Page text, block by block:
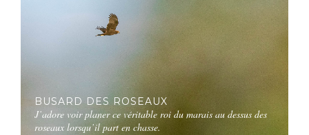
BUSARD DES ROSEAUX
J’adore voir planer ce véritable roi du marais au dessus des
roseaux lorsqu’il part en chasse.